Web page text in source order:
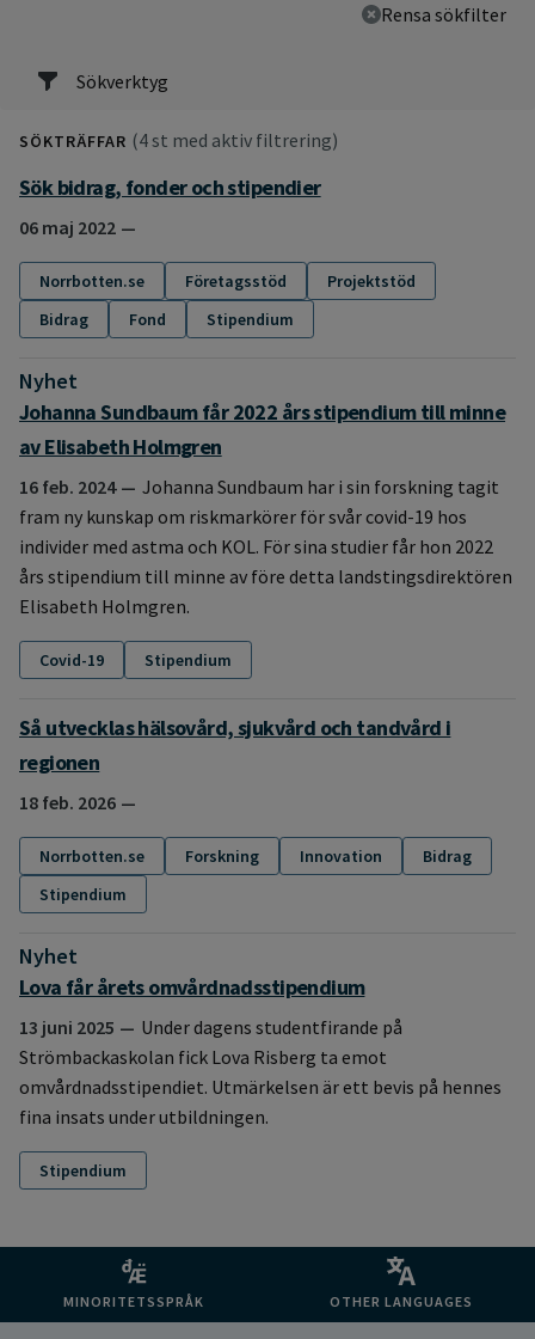
Sökverktyg
Rensa sökfilter
SÖKTRÄFFAR (4 st med aktiv filtrering)
Sök bidrag, fonder och stipendier
06 maj 2022
Norrbotten.se Företagsstöd
Projektstöd
Bidrag
Fond Stipendium
Nyhet
:
Johanna Sundbaum får 2022 års stipendium till minne
av Elisabeth Holmgren
16 feb. 2024
Johanna Sundbaum har i sin forskning tagit
fram ny kunskap om riskmarkörer för svår covid-19 hos
individer med astma och KOL. För sina studier får hon 2022
års stipendium till minne av före detta landstingsdirektören
Elisabeth Holmgren.
Covid-19 Stipendium
Så utvecklas hälsovård, sjukvård och tandvård i
regionen
18 feb. 2026
Norrbotten.se Forskning Innovation
Bidrag
Stipendium
Nyhet
:
Lova får årets omvårdnadsstipendium
13 juni 2025
Under dagens studentfirande på
Strömbackaskolan fick Lova Risberg ta emot
omvårdnadsstipendiet. Utmärkelsen är ett bevis på hennes
fina insats under utbildningen.
Stipendium
MINORITETSSPRÅK OTHER LANGUAGES